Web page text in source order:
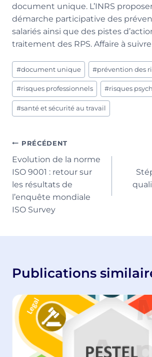
document unique. L’INRS
démarche participative des
salariés ainsi que des pistes
traitement des RPS. Affaire à
Étiquettes
de
la
publication :
#document unique #prévention des
#risques professionnels #risques
#santé et sécurité au travail
Navigation
de
l’article
PRÉCÉDENT
Evolution de la norme
ISO 9001 : retour sur
les résultats de
l’enquête mondiale
ISO Survey
Publications